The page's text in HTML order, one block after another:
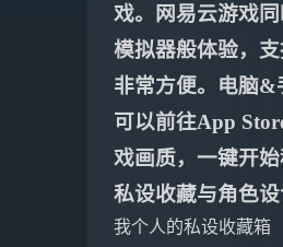
戏。网易云游戏
模拟器般体验，
非常方便。电脑&
可以前往App
戏画质，一键开
私设收藏与角色
我个人的私设收藏箱